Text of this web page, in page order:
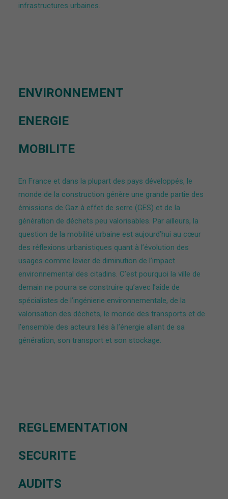
infrastructures urbaines.
ENVIRONNEMENT
ENERGIE
MOBILITE
En France et dans la plupart des pays développés, le
monde de la construction génère une grande partie des
émissions de Gaz à effet de serre (GES) et de la
génération de déchets peu valorisables. Par ailleurs, la
question de la mobilité urbaine est aujourd’hui au cœur
des réflexions urbanistiques quant à l’évolution des
usages comme levier de diminution de l’impact
environnemental des citadins. C’est pourquoi la ville de
demain ne pourra se construire qu’avec l’aide de
spécialistes de l’ingénierie environnementale, de la
valorisation des déchets, le monde des transports et de
l’ensemble des acteurs liés à l’énergie allant de sa
génération, son transport et son stockage.
REGLEMENTATION
SECURITE
AUDITS